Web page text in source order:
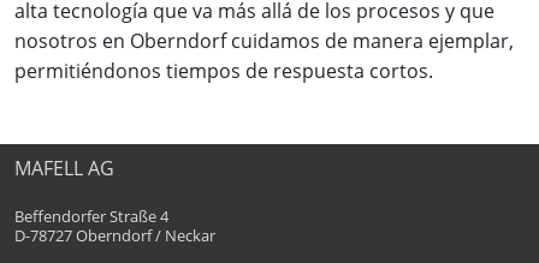
alta tecnología que va más allá de los procesos y que
nosotros en Oberndorf cuidamos de manera ejemplar,
permitiéndonos tiempos de respuesta cortos.
MAFELL AG
Beffendorfer Straße 4
D-78727 Oberndorf / Neckar